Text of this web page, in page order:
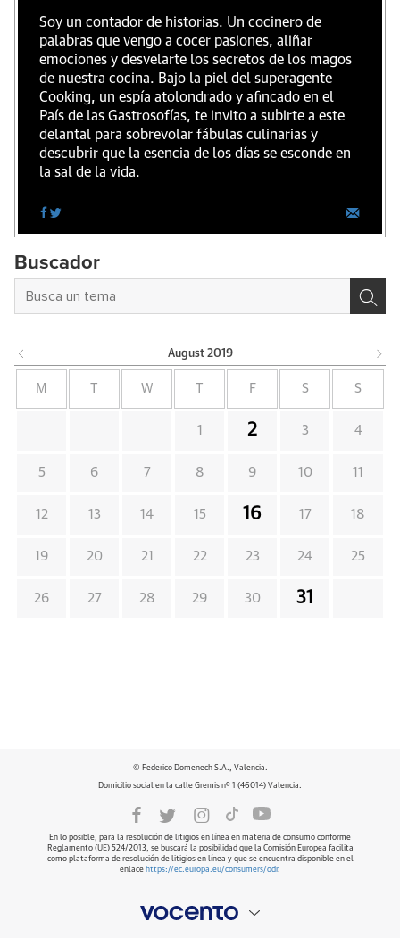
Soy un contador de historias. Un cocinero de
palabras que vengo a cocer pasiones, aliñar
emociones y desvelarte los secretos de los magos
de nuestra cocina. Bajo la piel del superagente
Cooking, un espía atolondrado y afincado en el
País de las Gastrosofías, te invito a subirte a este
delantal para sobrevolar fábulas culinarias y
descubrir que la esencia de los días se esconde en
la sal de la vida.
Buscador
August 2019
M W F S S
1 2 3 4
5 6 7 8 9 10 11
12 13 14 15 16 17 18
19 20 21 22 23 24 25
26 27 28 29 30 31
© Federico Domenech S.A., Valencia.
Domicilio social en la calle Gremis nº 1 (46014) Valencia.
En lo posible, para la resolución de litigios en línea en materia de consumo conforme
Reglamento (UE) 524/2013, se buscará la posibilidad que la Comisión Europea facilita
como plataforma de resolución de litigios en línea y que se encuentra disponible en el
enlace https://ec.europa.eu/consumers/odr.